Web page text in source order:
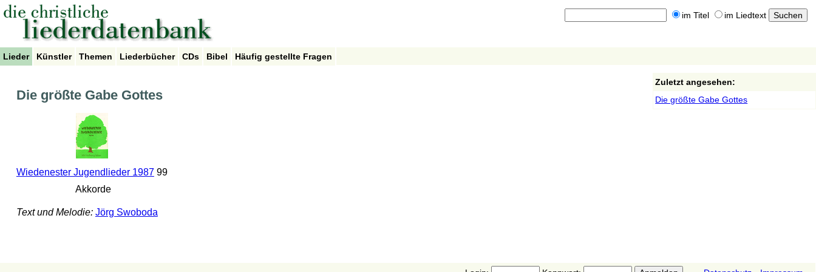
im Titel im Liedtext
Lieder Künstler Themen Liederbücher CDs Bibel Häufig gestellte Fragen
Die größte Gabe Gottes
Wiedenester Jugendlieder 198799
Akkorde
Text und Melodie: Jörg Swoboda
Zuletzt angesehen:
Die größte Gabe Gottes